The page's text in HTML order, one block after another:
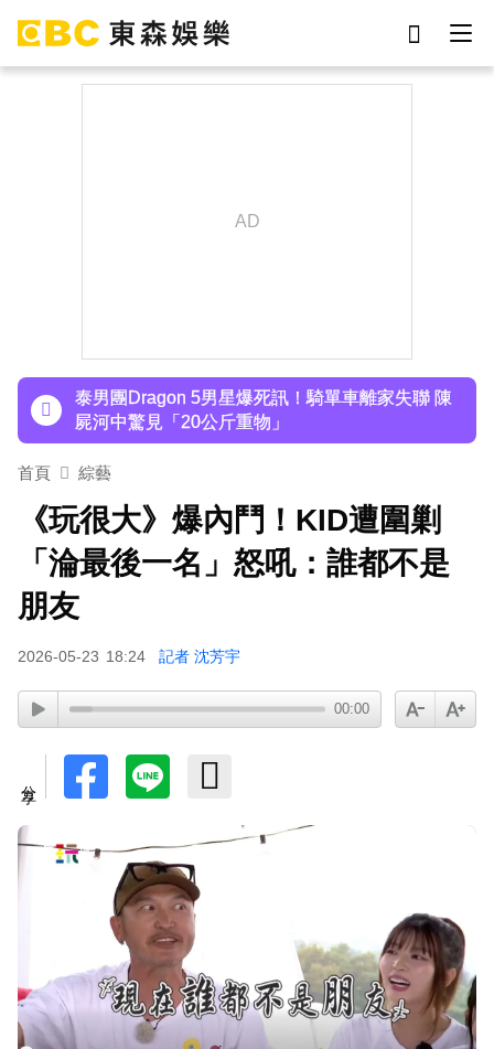
代役
泰男團Dragon 5男星爆死訊！騎單車離家失聯 陳
屍河中驚見「20公斤重物」
女星告別9年演藝圈！轉行當計程車司機 曝收入：
蔡阿嘎陷爭議！蘿拉神隱19個月首發文 遭酸「詐
騙集團回歸」回應了
肥大叔猝逝5天！原訂明直播說明突喊卡 團隊忍痛
曝原因
SEVENTEEN勝寬、Dino同天入伍！玟奎9月服替
代役
首頁 綜藝
《玩很大》爆內鬥！KID遭圍剿
「淪最後一名」怒吼：誰都不是
朋友
2026-05-23 18:24 記者 沈芳宇
00:00